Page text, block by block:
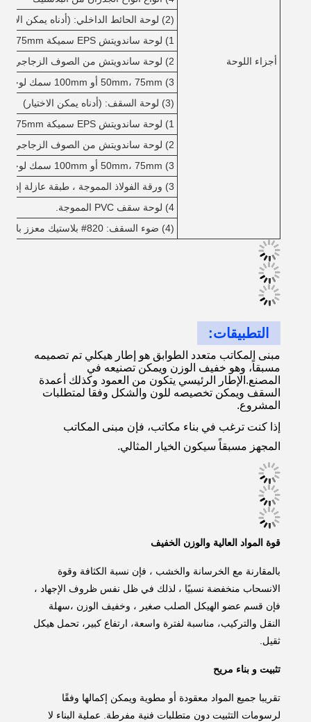
أجزاء اللوحة
(2) لوحة الحائط الداخلي: (أدناه يمكن الاختيار)
1) لوحة ساندويتش EPS سميكة 50mm، 75mm أو 100mm
2) لوحة ساندويتش من الصوف الزجاجي بعمق 50، 75 أو 100 مم
3) 50mm، 75mm أو 100mm سمك لوحة شطيرة الصوف الصخري
(3) لوحة السقف: (أدناه يمكن الاختيار)
1) لوحة ساندويتش EPS سميكة 50mm، 75mm أو 100mm
2) لوحة ساندويتش من الصوف الزجاجي بعمق 50، 75 أو 100 مم
3) 50mm، 75mm أو 100mm سمك لوحة شطيرة الصوف الصخري
3) ورقة الفولاذ المموجة ، طبقة عازلة إذا لزم الأمر.
4) لوحة سقف PVC المموجة.
(4) ضوء السقف: 820# بلاستيك معزز بالألياف الزجاجية (FRP)
التطبيقات:
مبنى المكاتب متعدد الطوابق هو إطار هيكلي تم تصميمه
مسبقاً، وهو خفيف الوزن ويمكن تصنيعه في
المصنع.الإطار الرئيسي يتكون من العمود وكذلك أعمدة
السقف ويمكن تخصيصه للون والشكل وفقا لمتطلبات
المشروع.
إذا كنت ترغب في بناء مكاتب، فإن مبنى المكاتب
المجهز مسبقاً سيكون الخيار المثالي.
قوة المواد العالية والوزن الخفيف
بالمقارنة مع الخرسانة والخشب ، فإن نسبة الكثافة وقوة
الانسحاب منخفضة نسبيًا ، لذلك في ظل نفس ظروف الإجهاد ،
فإن قسم عضو الهيكل الصلب صغير ، وخفيف الوزن ،سهلة
النقل والتركيب، مناسبة لفترة واسعة، ارتفاع كبير، تحمل هيكل
ثقيل.
تثبيت و بناء مريح
تقريبا جميع المواد معقودة أو مطوية ويمكن إكمالها وفقًا
لرسومات التثبيت دون متطلبات فنية مفرطة. عملية البناء لا